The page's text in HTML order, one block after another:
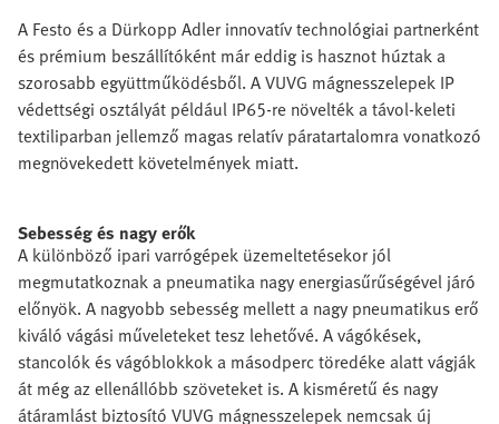
A Festo és a Dürkopp Adler innovatív technológiai partnerként
és prémium beszállítóként már eddig is hasznot húztak a
szorosabb együttműködésből. A VUVG mágnesszelepek IP
védettségi osztályát például IP65-re növelték a távol-keleti
textiliparban jellemző magas relatív páratartalomra vonatkozó
megnövekedett követelmények miatt.
Sebesség és nagy erők
A különböző ipari varrógépek üzemeltetésekor jól
megmutatkoznak a pneumatika nagy energiasűrűségével járó
előnyök. A nagyobb sebesség mellett a nagy pneumatikus erő
kiváló vágási műveleteket tesz lehetővé. A vágókések,
stancolók és vágóblokkok a másodperc töredéke alatt vágják
át még az ellenállóbb szöveteket is. A kisméretű és nagy
átáramlást biztosító VUVG mágnesszelepek nemcsak új